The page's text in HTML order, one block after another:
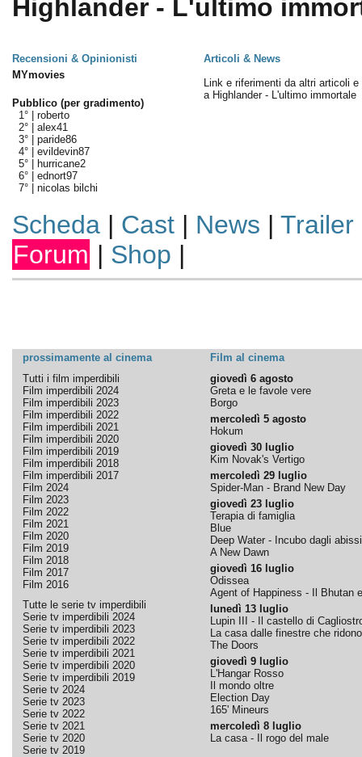
Highlander - L'ultimo
Recensioni & Opinionisti
Articoli & News
MYmovies
Pubblico (per gradimento)
1° | roberto
2° | alex41
3° | paride86
4° | evildevin87
5° |
hurricane2
6° | ednort97
7° | nicolas bilchi
Link e riferimenti da altri articoli e
a Highlander - L'ultimo immortale
Scheda| Cast| News | Trailer
Forum | Shop |
prossimamente al cinema
Film al cinema
Tutti i film imperdibili
Film imperdibili 2024
Film imperdibili 2023
Film imperdibili 2022
Film imperdibili 2021
Film imperdibili 2020
Film imperdibili 2019
Film imperdibili 2018
Film imperdibili 2017
Film 2024
Film 2023
Film 2022
Film 2021
Film 2020
Film 2019
Film 2018
Film 2017
Film 2016
Tutte le serie tv imperdibili
Serie tv imperdibili 2024
Serie tv imperdibili 2023
Serie tv imperdibili 2022
Serie tv imperdibili 2021
Serie tv imperdibili 2020
Serie tv imperdibili 2019
Serie tv 2024
Serie tv 2023
Serie tv 2022
Serie tv 2021
Serie tv 2020
Serie tv 2019
giovedì 6 agosto
Greta e le favole vere
Borgo
mercoledì 5 agosto
Hokum
giovedì 30 luglio
Kim Novak's Vertigo
mercoledì 29 luglio
Spider-Man - Brand New Day
giovedì 23 luglio
Terapia di famiglia
Blue
Deep Water - Incubo dagli abissi
A New Dawn
giovedì 16 luglio
Odissea
Agent of Happiness - Il Bhutan
lunedì 13 luglio
Lupin III - Il castello di
La casa dalle finestre che ridono
The Doors
giovedì 9 luglio
L'Hangar Rosso
Il mondo oltre
Election Day
165' Mineurs
mercoledì 8 luglio
La casa - Il rogo del male